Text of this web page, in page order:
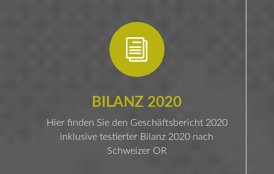
i
BILANZ 2020
Hier finden Sie den Geschäftsbericht 2020
inklusive testierter Bilanz 2020 nach
Schweizer OR